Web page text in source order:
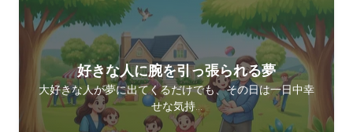
好きな人に腕を引っ張られる夢
大好きな人が夢に出てくるだけでも、その日は一日中幸
せな気持…